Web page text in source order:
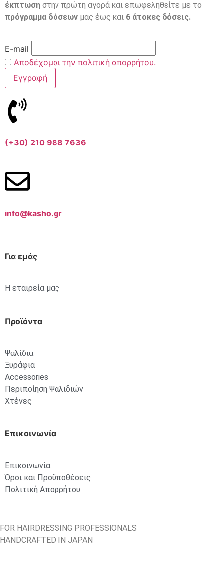
έκπτωση στην πρώτη αγορά και επωφεληθείτε με το
πρόγραμμα δόσεων μας έως και 6 άτοκες δόσεις.
E-mail
Αποδέχομαι την πολιτική απορρήτου.
(+30) 210 988 7636
info@kasho.gr
Για εμάς
Η εταιρεία μας
Προϊόντα
Ψαλίδια
Ξυράφια
Accessories
Περιποίηση Ψαλιδιών
Χτένες
Επικοινωνία
Επικοινωνία
Όροι και Προϋποθέσεις
Πολιτική Απορρήτου
FOR HAIRDRESSING PROFESSIONALS
HANDCRAFTED IN JAPAN